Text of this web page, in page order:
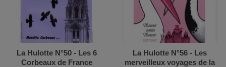
La Hulotte N°50 - Les 6
Corbeaux de France
La Hulotte N°56 - Les
merveilleux voyages de la